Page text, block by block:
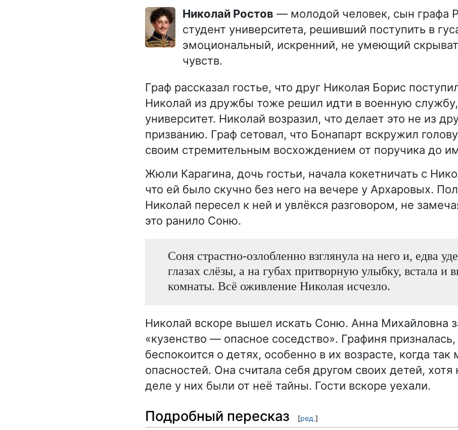
Николай Ростов — молодой человек, сын графа
студент университета, решивший поступить в
эмоциональный, искренний, не умеющий
чувств.
Граф рассказал гостье, что друг Николая Борис
Николай из дружбы тоже решил идти в военную
университет. Николай возразил, что делает это не из
призванию. Граф сетовал, что Бонапарт вскружил
своим стремительным восхождением от поручика до
Жюли Карагина, дочь гостьи, начала кокетничать с
что ей было скучно без него на вечере у Архаровых.
Николай пересел к ней и увлёкся разговором, не
это ранило Соню.
Соня страстно-озлобленно взглянула на него и, едва
глазах слёзы, а на губах притворную улыбку, встала и
комнаты. Всё оживление Николая исчезло.
Николай вскоре вышел искать Соню. Анна Михайловна
«кузенство — опасное соседство». Графиня призналась,
беспокоится о детях, особенно в их возрасте, когда так
опасностей. Она считала себя другом своих детей,
деле у них были от неё тайны. Гости вскоре уехали.
Подробный пересказ [ред.]